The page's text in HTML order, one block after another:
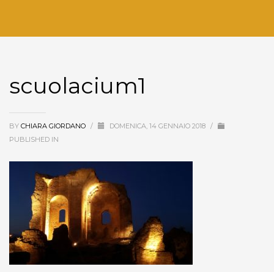
scuolacium1
BY CHIARA GIORDANO / DOMENICA, 14 GENNAIO 2018 /
PUBLISHED IN